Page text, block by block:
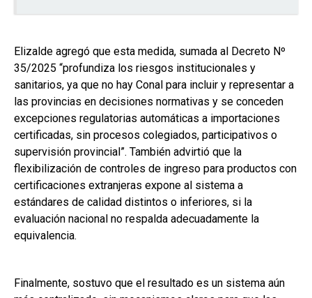
Elizalde agregó que esta medida, sumada al Decreto Nº
35/2025 “profundiza los riesgos institucionales y
sanitarios, ya que no hay Conal para incluir y representar a
las provincias en decisiones normativas y se conceden
excepciones regulatorias automáticas a importaciones
certificadas, sin procesos colegiados, participativos o
supervisión provincial”. También advirtió que la
flexibilización de controles de ingreso para productos con
certificaciones extranjeras expone al sistema a
estándares de calidad distintos o inferiores, si la
evaluación nacional no respalda adecuadamente la
equivalencia.
Finalmente, sostuvo que el resultado es un sistema aún